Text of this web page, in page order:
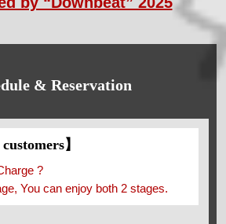
& Reservation
】
?
You can enjoy both 2 stages.